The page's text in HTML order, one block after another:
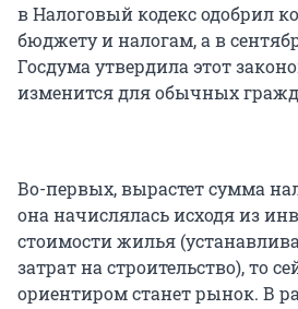
в Налоговый кодекс одобрил
бюджету и налогам, а в
Госдума утвердила этот
изменится для обычных
Во-первых, вырастет сумма
она начислялась исходя из
стоимости жилья
затрат на строительство), то
ориентиром станет рынок. В